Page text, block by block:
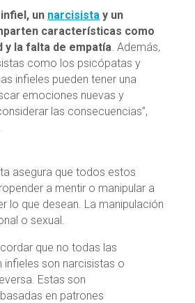
un narcisista y un
características como
y la falta de empatía. Además,
como los psicópatas y
infieles pueden tener una
emociones nuevas y
las consecuencias”,
asegura que todos estos
a mentir o manipular a
lo que desean. La manipulación
o sexual.
que no todas las
infieles son narcisistas o
Estas son
en patrones